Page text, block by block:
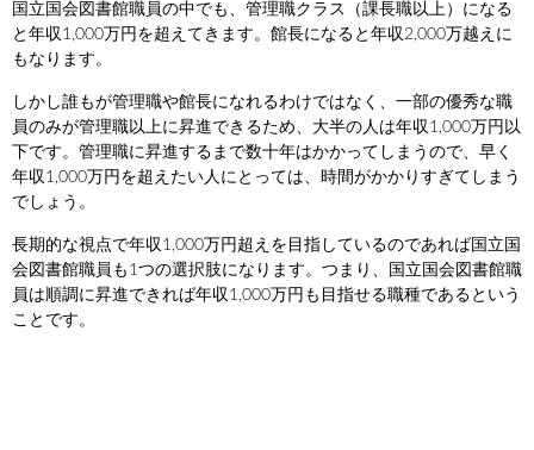
国立国会図書館職員の中でも、管理職クラス（課長職以上）になる
と年収1,000万円を超えてきます。館長になると年収2,000万越えに
もなります。
しかし誰もが管理職や館長になれるわけではなく、一部の優秀な職
員のみが管理職以上に昇進できるため、大半の人は年収1,000万円以
下です。管理職に昇進するまで数十年はかかってしまうので、早く
年収1,000万円を超えたい人にとっては、時間がかかりすぎてしまう
でしょう。
長期的な視点で年収1,000万円超えを目指しているのであれば国立国
会図書館職員も1つの選択肢になります。つまり、国立国会図書館職
員は順調に昇進できれば年収1,000万円も目指せる職種であるという
ことです。